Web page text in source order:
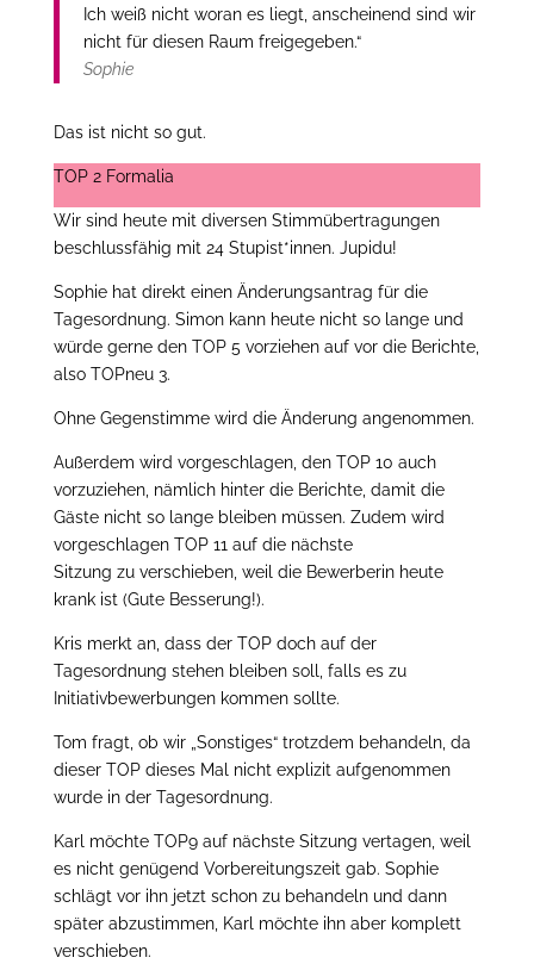
Ich weiß nicht woran es liegt, anscheinend sind wir
nicht für diesen Raum freigegeben.“
Sophie
Das ist nicht so gut.
TOP 2 Formalia
Wir sind heute mit diversen Stimmübertragungen
beschlussfähig mit 24 Stupist*innen. Jupidu!
Sophie hat direkt einen Änderungsantrag für die
Tagesordnung. Simon kann heute nicht so lange und
würde gerne den TOP 5 vorziehen auf vor die Berichte,
also TOPneu 3.
Ohne Gegenstimme wird die Änderung angenommen.
Außerdem wird vorgeschlagen, den TOP 10 auch
vorzuziehen, nämlich hinter die Berichte, damit die
Gäste nicht so lange bleiben müssen. Zudem wird
vorgeschlagen TOP 11 auf die nächste
Sitzung zu verschieben, weil die Bewerberin heute
krank ist (Gute Besserung!).
Kris merkt an, dass der TOP doch auf der
Tagesordnung stehen bleiben soll, falls es zu
Initiativbewerbungen kommen sollte.
Tom fragt, ob wir „Sonstiges“ trotzdem behandeln, da
dieser TOP dieses Mal nicht explizit aufgenommen
wurde in der Tagesordnung.
Karl möchte TOP9 auf nächste Sitzung vertagen, weil
es nicht genügend Vorbereitungszeit gab. Sophie
schlägt vor ihn jetzt schon zu behandeln und dann
später abzustimmen, Karl möchte ihn aber komplett
verschieben.